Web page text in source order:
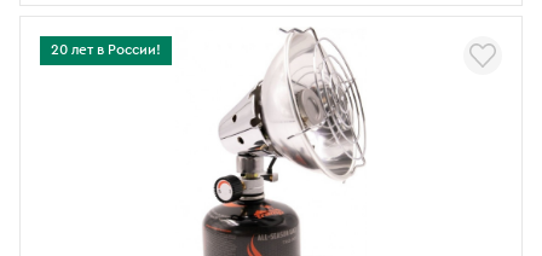
20 лет в России!